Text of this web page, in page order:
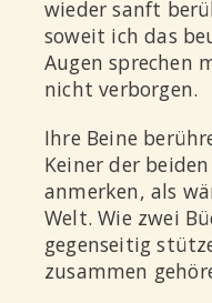
wieder sanft
soweit ich das
Augen sprechen
nicht verborgen.
Ihre Beine
Keiner der
anmerken, als
Welt. Wie zwei
gegenseitig
zusammen